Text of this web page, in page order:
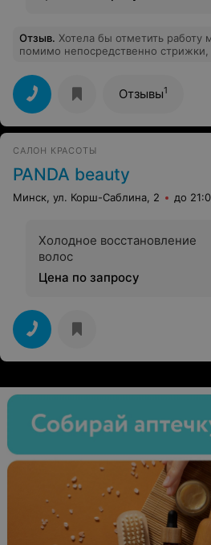
Отзыв. Хотела бы отметить работу
помимо непосредственно
уходу за волосами! Да и вообще
качеством, уровнем обслуживания и
непринужденностью беседы. Еще
было круто! :)
Отзывы1
САЛОН КРАСОТЫ
PANDA beauty
Минск, ул. Корш-Саблина, 2 до
Холодное восстановление
волос
Цена по запросу